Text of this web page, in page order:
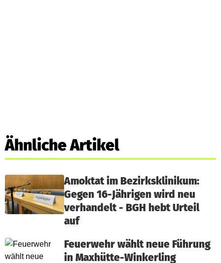
Ähnliche Artikel
Amoktat im Bezirksklinikum:
Gegen 16-Jährigen wird neu
verhandelt - BGH hebt Urteil
auf
Feuerwehr wählt neue Führung
in Maxhütte-Winkerling